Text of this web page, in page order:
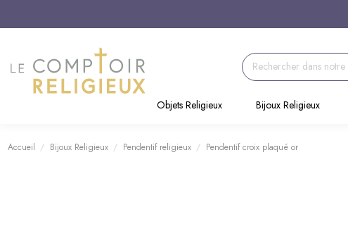
Objets Religieux
Bijoux Religieux
Accueil Bijoux Religieux Pendentif religieux Pendentif croix plaqué or